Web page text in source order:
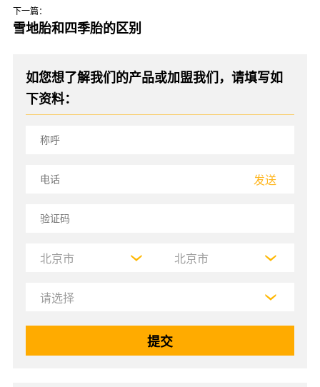
下一篇：
雪地胎和四季胎的区别
如您想了解我们的产品或加盟我们，请填写如
下资料：
发送